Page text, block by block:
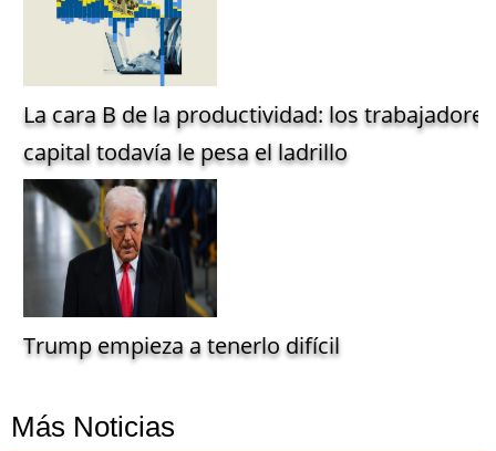
La cara B de la productividad: los
capital todavía le pesa el ladrillo
Trump empieza a tenerlo difícil
Más Noticias